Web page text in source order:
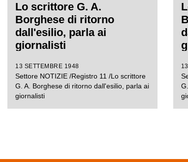
Lo scrittore G. A.
Borghese di ritorno
dall'esilio, parla ai
giornalisti
13 SETTEMBRE 1948
Settore NOTIZIE /Registro 11 /Lo scrittore
G. A. Borghese di ritorno dall'esilio, parla ai
giornalisti